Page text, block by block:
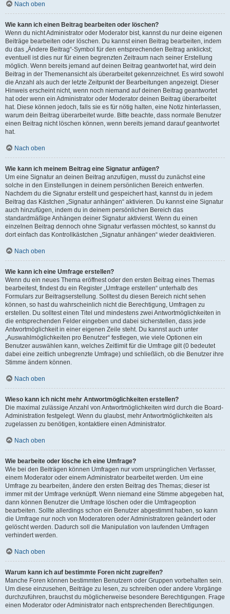
Nach oben
Wie kann ich einen Beitrag bearbeiten oder löschen?
Wenn du nicht Administrator oder Moderator bist, kannst du nur deine eigenen
Beiträge bearbeiten oder löschen. Du kannst einen Beitrag bearbeiten, indem
du das „Ändere Beitrag“-Symbol für den entsprechenden Beitrag anklickst;
eventuell ist dies nur für einen begrenzten Zeitraum nach seiner Erstellung
möglich. Wenn bereits jemand auf deinen Beitrag geantwortet hat, wird dein
Beitrag in der Themenansicht als überarbeitet gekennzeichnet. Es wird sowohl
die Anzahl als auch der letzte Zeitpunkt der Bearbeitungen angezeigt. Dieser
Hinweis erscheint nicht, wenn noch niemand auf deinen Beitrag geantwortet
hat oder wenn ein Administrator oder Moderator deinen Beitrag überarbeitet
hat. Diese können jedoch, falls sie es für nötig halten, eine Notiz hinterlassen,
warum dein Beitrag überarbeitet wurde. Bitte beachte, dass normale Benutzer
einen Beitrag nicht löschen können, wenn bereits jemand darauf geantwortet
hat.
Nach oben
Wie kann ich meinem Beitrag eine Signatur anfügen?
Um eine Signatur an deinen Beitrag anzufügen, musst du zunächst eine
solche in den Einstellungen in deinem persönlichen Bereich entwerfen.
Nachdem du die Signatur erstellt und gespeichert hast, kannst du in jedem
Beitrag das Kästchen „Signatur anhängen“ aktivieren. Du kannst eine Signatur
auch hinzufügen, indem du in deinem persönlichen Bereich das
standardmäßige Anhängen deiner Signatur aktivierst. Wenn du einen
einzelnen Beitrag dennoch ohne Signatur verfassen möchtest, so kannst du
dort einfach das Kontrollkästchen „Signatur anhängen“ wieder deaktivieren.
Nach oben
Wie kann ich eine Umfrage erstellen?
Wenn du ein neues Thema eröffnest oder den ersten Beitrag eines Themas
bearbeitest, findest du ein Register „Umfrage erstellen“ unterhalb des
Formulars zur Beitragserstellung. Solltest du diesen Bereich nicht sehen
können, so hast du wahrscheinlich nicht die Berechtigung, Umfragen zu
erstellen. Du solltest einen Titel und mindestens zwei Antwortmöglichkeiten in
die entsprechenden Felder eingeben und dabei sicherstellen, dass jede
Antwortmöglichkeit in einer eigenen Zeile steht. Du kannst auch unter
„Auswahlmöglichkeiten pro Benutzer“ festlegen, wie viele Optionen ein
Benutzer auswählen kann, welches Zeitlimit für die Umfrage gilt (0 bedeutet
dabei eine zeitlich unbegrenzte Umfrage) und schließlich, ob die Benutzer ihre
Stimme ändern können.
Nach oben
Wieso kann ich nicht mehr Antwortmöglichkeiten erstellen?
Die maximal zulässige Anzahl von Antwortmöglichkeiten wird durch die Board-
Administration festgelegt. Wenn du glaubst, mehr Antwortmöglichkeiten als
zugelassen zu benötigen, kontaktiere einen Administrator.
Nach oben
Wie bearbeite oder lösche ich eine Umfrage?
Wie bei den Beiträgen können Umfragen nur vom ursprünglichen Verfasser,
einem Moderator oder einem Administrator bearbeitet werden. Um eine
Umfrage zu bearbeiten, ändere den ersten Beitrag des Themas; dieser ist
immer mit der Umfrage verknüpft. Wenn niemand eine Stimme abgegeben hat,
dann können Benutzer die Umfrage löschen oder die Umfrageoption
bearbeiten. Sollte allerdings schon ein Benutzer abgestimmt haben, so kann
die Umfrage nur noch von Moderatoren oder Administratoren geändert oder
gelöscht werden. Dadurch soll die Manipulation von laufenden Umfragen
verhindert werden.
Nach oben
Warum kann ich auf bestimmte Foren nicht zugreifen?
Manche Foren können bestimmten Benutzern oder Gruppen vorbehalten sein.
Um diese einzusehen, Beiträge zu lesen, zu schreiben oder andere Vorgänge
durchzuführen, brauchst du möglicherweise besondere Berechtigungen. Frage
einen Moderator oder Administrator nach entsprechenden Berechtigungen.